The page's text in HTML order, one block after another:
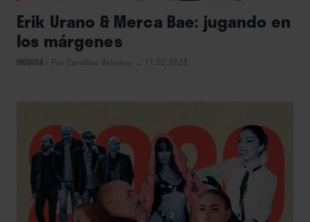
Erik Urano & Merca Bae: jugando en
los márgenes
MÚSICA Por Carolina Velasco → 11.02.2022